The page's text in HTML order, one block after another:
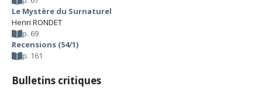
Le Mystère du Surnaturel
Henri RONDET
p. 69
Recensions (54/1)
p. 161
Bulletins critiques